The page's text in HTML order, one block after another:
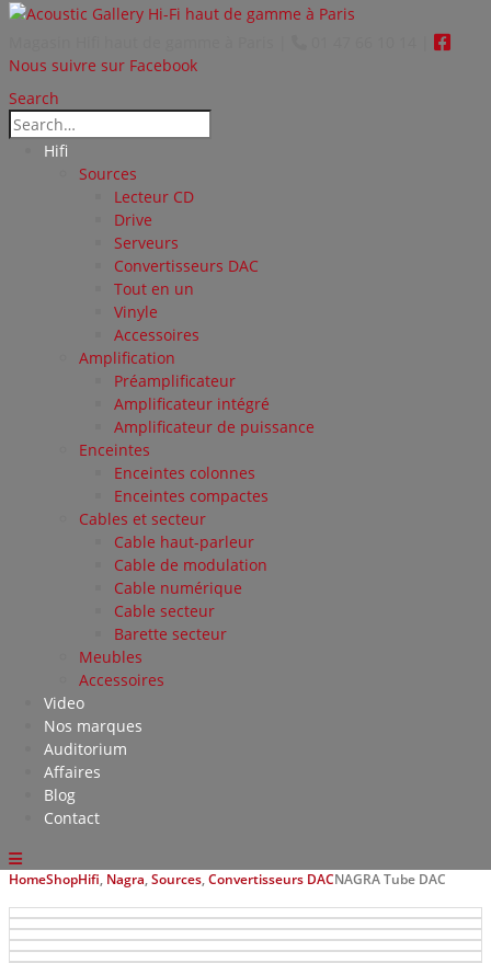
Nous suivre sur Facebook
Search
Hifi
Sources
Lecteur CD
Drive
Serveurs
Convertisseurs DAC
Tout en un
Vinyle
Accessoires
Amplification
Préamplificateur
Amplificateur intégré
Amplificateur de puissance
Enceintes
Enceintes colonnes
Enceintes compactes
Cables et secteur
Cable haut-parleur
Cable de modulation
Cable numérique
Cable secteur
Barette secteur
Meubles
Accessoires
Video
Nos marques
Auditorium
Affaires
Blog
Contact
HomeShopHifi, Nagra,Sources,Convertisseurs DACNAGRA Tube DAC